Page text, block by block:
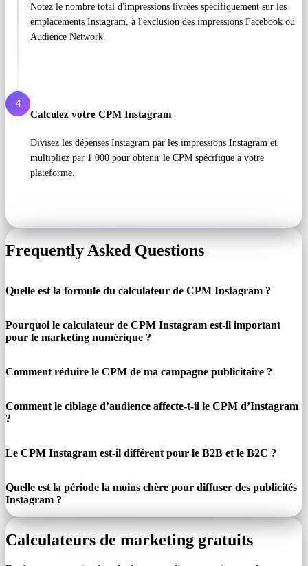
Notez le nombre total d'impressions livrées spécifiquement sur les
emplacements Instagram, à l'exclusion des impressions Facebook ou
Audience Network.
4
Calculez votre CPM Instagram
Divisez les dépenses Instagram par les impressions Instagram et
multipliez par 1 000 pour obtenir le CPM spécifique à votre
plateforme.
Frequently Asked Questions
Quelle est la formule du calculateur de CPM Instagram ?
Pourquoi le calculateur de CPM Instagram est-il important
pour le marketing numérique ?
Comment réduire le CPM de ma campagne publicitaire ?
Comment le ciblage d’audience affecte-t-il le CPM d’Instagram
?
Le CPM Instagram est-il différent pour le B2B et le B2C ?
Quelle est la période la moins chère pour diffuser des publicités
Instagram ?
Calculateurs de marketing gratuits